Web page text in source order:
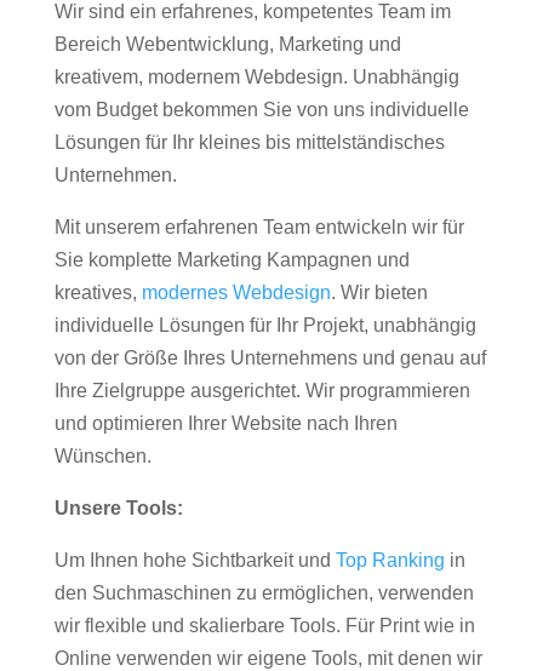
Wir sind ein erfahrenes, kompetentes Team im
Bereich Webentwicklung, Marketing und
kreativem, modernem Webdesign. Unabhängig
vom Budget bekommen Sie von uns individuelle
Lösungen für Ihr kleines bis mittelständisches
Unternehmen.
Mit unserem erfahrenen Team entwickeln wir für
Sie komplette Marketing Kampagnen und
kreatives, modernes Webdesign. Wir bieten
individuelle Lösungen für Ihr Projekt, unabhängig
von der Größe Ihres Unternehmens und genau auf
Ihre Zielgruppe ausgerichtet. Wir programmieren
und optimieren Ihrer Website nach Ihren
Wünschen.
Unsere Tools:
Um Ihnen hohe Sichtbarkeit und Top Ranking in
den Suchmaschinen zu ermöglichen, verwenden
wir flexible und skalierbare Tools. Für Print wie in
Online verwenden wir eigene Tools, mit denen wir